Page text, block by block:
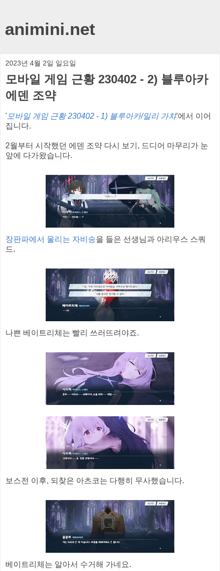
animini.net
2023년 4월 2일 일요일
모바일 게임 근황 230402 - 2) 블루아카
에덴 조약
' 모바일 게임 근황 230402 - 1) 블루아카/밀리 가챠'에서 이어
집니다.
2월부터 시작했던 에덴 조약 다시 보기, 드디어 마무리가 눈
앞에 다가왔습니다.
장판파에서 울리는 자비송을 들은 선생님과 아리우스 스쿼
드.
나쁜 베이트리체는 빨리 쓰러뜨려야죠.
보스전 이후, 되찾은 아츠코는 다행히 무사했습니다.
베이트리체는 알아서 수거해 가네요.